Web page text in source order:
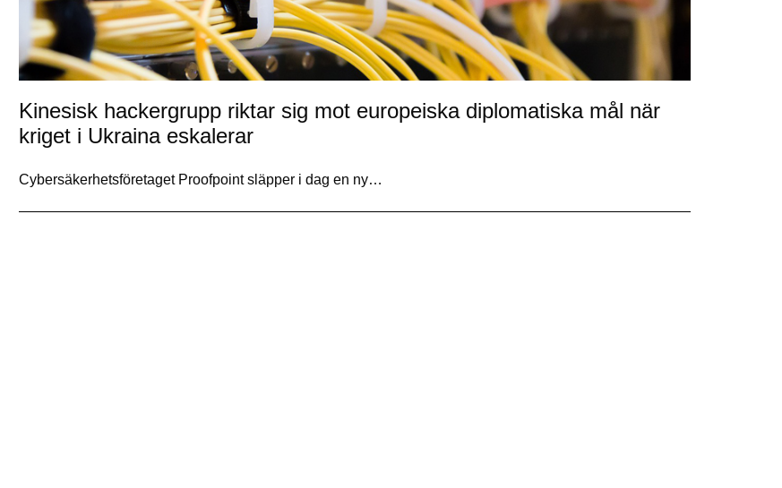
Kinesisk hackergrupp riktar sig mot europeiska diplomatiska mål när
kriget i Ukraina eskalerar
Cybersäkerhetsföretaget Proofpoint släpper i dag en ny…